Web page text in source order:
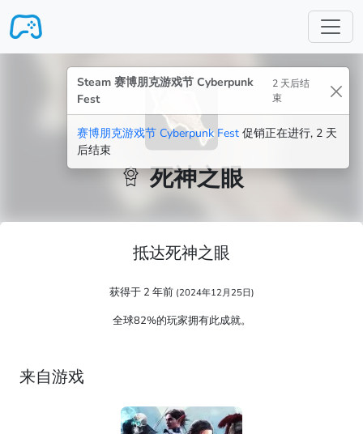
Steam 赛博朋克游戏节 Cyberpunk
Fest
2 天后结
束
赛博朋克游戏节 Cyberpunk Fest 促销正在进行, 2 天
后结束
死神之眼
抵达死神之眼
获得于 2 年前 (2024年12月25日)
全球82%的玩家拥有此成就。
来自游戏